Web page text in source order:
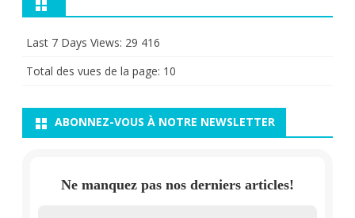
Last 7 Days Views: 29 416
Total des vues de la page: 10
ABONNEZ-VOUS À NOTRE NEWSLETTER
Ne manquez pas nos derniers articles!